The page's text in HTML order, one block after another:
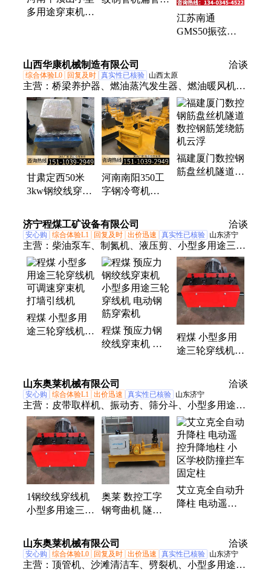
多用途穿束机预
江苏南通
GMS50振弦式
60T预应力锚索
测力计汉中
山西华康机械制造有限公司 洽谈
综合体验L0 回复及时 真实性已核验 山西太原
主营： 桥梁养护器、燃油蒸汽发生器、燃油暖风机、
电动暖风机、地面打磨机、地坪研磨机、水磨石机、
铣刨机、凿毛机、马路切割机、刻纹机、压路机、清
灰机、切桩机、井盖切割机、激光整平机、抹光机、
开槽机、划线机、高压注浆泵、气动注浆泵、隔膜
泵、液压湿喷机、砂浆喷涂机、液压双液注浆泵
甘肃定西50米
3kw钢绞线穿束
用途穿束机黔西
南
河南南阳350工
字钢冷弯机
工字钢弯曲机日
喀则
福建厦门数控钢
筋盘丝机隧道数
济宁程煤工矿设备有限公司 洽谈
安心购 综合体验L1 回复及时 出价迅速 真实性已核验 山东济宁
主营： 柴油泵车、制氮机、液压剪、小型多用途三轮
穿线机、液压顶管机、玻璃吸盘、焊网机、生物质燃
烧机、扫地车、划线机、渣浆泵、打桩机、智能张拉
设备、劈裂机、板换夹紧器、铣挖机、护栏清洗机、
抓钢机、螺旋钻机、劈裂棒、电动绳锯机、液压破拆
工具组、等离子切割机、相贯线切割机、激光切割机
程煤 小型多用
途三轮穿线机
程煤 预应力钢
绞线穿束机 小
穿索机
程煤 小型多用
途三轮穿线机 5
四轮五轮变速引
线机
山东奥莱机械有限公司 洽谈
安心购 综合体验L1 出价迅速 真实性已核验 山东济宁
主营： 皮带取样机、振动夯、筛分斗、小型多用途三
轮穿束机、液压顶管机、制氮机、单轨运输车、激光
切割机、沥青拌合机、挖机清淤泵、相贯线切割机、
电磁吸盘、滑移装载机、蒸汽养护机、升降柱、扫地
车、混凝土输送泵、热熔划线机、液压扳手、皮带硫
化机、挖机加长臂、破碎锤、避障式割草机、隧道凿
毛机、护栏清洗机、马路吹风机
1钢绞线穿线机
小型多用途三轮
应钢筋变速穿线
设备
奥莱 数控工字
钢弯曲机 隧道
设备
艾立克全自动升
降柱 电动遥控
山东奥莱机械有限公司 洽谈
安心购 综合体验L0 回复及时 出价迅速 真实性已核验 山东济宁
主营： 顶管机、沙滩清洁车、劈裂机、小型多用途三